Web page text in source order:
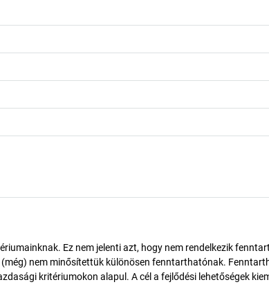
Ez nem jelenti azt, hogy nem rendelkezik
nem minősítettük különösen fenntarthatónak.
kritériumokon alapul. A cél a fejlődési lehetőségek